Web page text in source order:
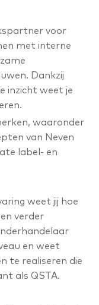
voor
met interne
Dankzij
inzicht weet je
waaronder
van Neven
label- en
weet jij hoe
verder
en weet
te realiseren die
als QSTA.